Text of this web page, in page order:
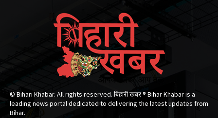
© Bihari Khabar. All rights reserved. बिहारी खबर ®​ Bihar Khabar is a
leading news portal dedicated to delivering the latest updates from
Bihar.